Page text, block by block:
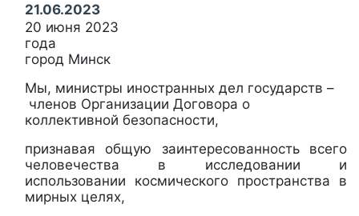
21.06.2023
20 июня 2023
года
город Минск
Мы, министры иностранных дел государств –
членов Организации Договора о
коллективной безопасности,
признавая общую заинтересованность всего
человечества в исследовании и
использовании космического пространства в
мирных целях,